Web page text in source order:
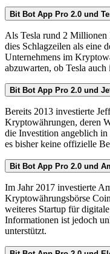
Bit Bot App Pro 2.0 und
Als Tesla rund 2 Millionen
dies Schlagzeilen als eine
Unternehmens im
abzuwarten, ob Tesla
Bit Bot App Pro 2.0 und
Bereits 2013 investierte
Kryptowährungen, deren
die Investition angeblich
es bisher keine offizielle
Bit Bot App Pro 2.0 und
Im Jahr 2017 investierte
Kryptowährungsbörse
weiteres Startup für
Informationen ist jedoch
unterstützt.